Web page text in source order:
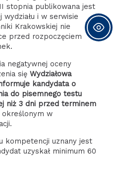
stopnia publikowana jest
i w serwisie
Krakowskiej nie
przed rozpoczęciem
negatywnej oceny
się Wydziałowa
kandydata o
do pisemnego testu
niż 3 dni przed terminem
określonym w
kompetencji uznany jest
uzyskał minimum 60